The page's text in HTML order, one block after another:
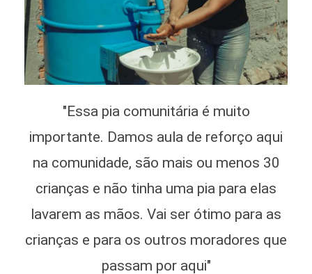
"Essa pia comunitária é muito
importante. Damos aula de reforço aqui
na comunidade, são mais ou menos 30
crianças e não tinha uma pia para elas
lavarem as mãos. Vai ser ótimo para as
crianças e para os outros moradores que
passam por aqui"